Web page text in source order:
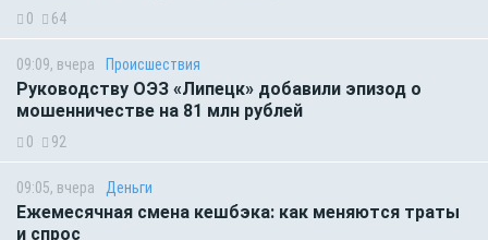
0 64
09:09, вчера Происшествия
Руководству ОЭЗ «Липецк» добавили эпизод о
мошенничестве на 81 млн рублей
0 92
09:05, вчера Деньги
Ежемесячная смена кешбэка: как меняются траты
и спрос